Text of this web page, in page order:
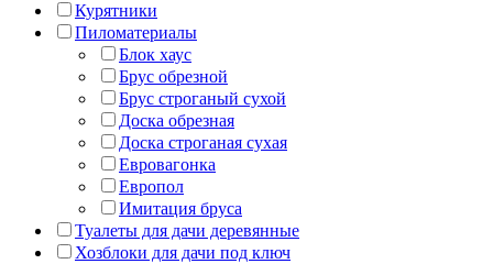
Курятники
Пиломатериалы
Блок хаус
Брус обрезной
Брус строганый сухой
Доска обрезная
Доска строганая сухая
Евровагонка
Европол
Имитация бруса
Туалеты для дачи деревянные
Хозблоки для дачи под ключ